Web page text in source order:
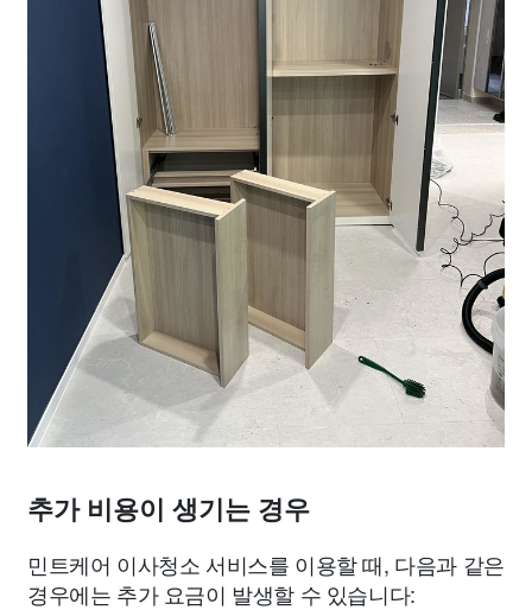
추가 비용이 생기는 경우
민트케어 이사청소 서비스를 이용할 때, 다음과 같은
경우에는 추가 요금이 발생할 수 있습니다: